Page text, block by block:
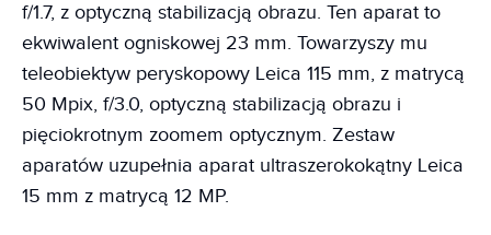
f/1.7, z optyczną stabilizacją obrazu. Ten aparat to
ekwiwalent ogniskowej 23 mm. Towarzyszy mu
teleobiektyw peryskopowy Leica 115 mm, z matrycą
50 Mpix, f/3.0, optyczną stabilizacją obrazu i
pięciokrotnym zoomem optycznym. Zestaw
aparatów uzupełnia aparat ultraszerokokątny Leica
15 mm z matrycą 12 MP.